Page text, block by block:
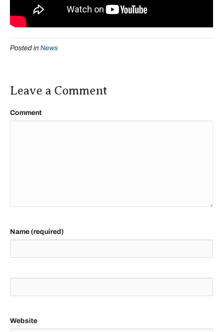
Posted in News
Leave a Comment
Comment
Name (required)
Website